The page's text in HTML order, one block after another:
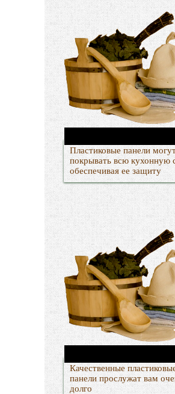
Пластиковые панели
покрывать всю кухонную
обеспечивая ее защиту
Качественные
панели прослужат вам
долго